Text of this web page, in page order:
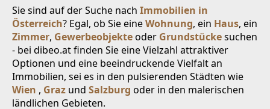
Sie sind auf der Suche nach Immobilien in
Österreich? Egal, ob Sie eineWohnung, ein Haus, ein
Zimmer, Gewerbeobjekteoder Grundstückesuchen
- bei dibeo.at finden Sie eine Vielzahl attraktiver
Optionen und eine beeindruckende Vielfalt an
Immobilien, sei es in den pulsierenden Städten wie
Wien , Graz und Salzburg oder in den malerischen
ländlichen Gebieten.